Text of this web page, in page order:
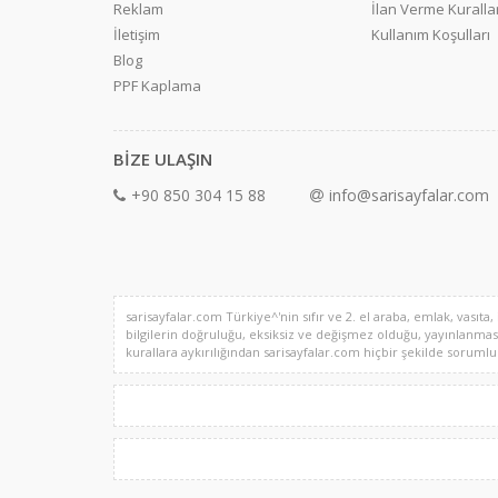
Reklam
İletişim
Blog
PPF Kaplama
İlan Verme
Kullanım Koşulları
BİZE ULAŞIN
+90 850 304 15 88 info@sarisayfalar.com
sarisayfalar.com Türkiye^'nin sıfır ve 2. el araba, emlak,
bilgilerin doğruluğu, eksiksiz ve değişmez olduğu,
kurallara aykırılığından sarisayfalar.com hiçbir şekilde